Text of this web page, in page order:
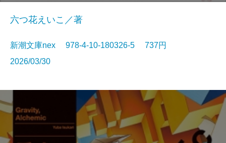
六つ花えいこ／著
新潮文庫nex 978-4-10-180326-5 737円
2026/03/30